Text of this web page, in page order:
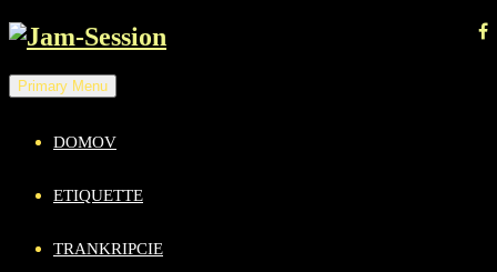
Skip
content
Primary Menu
DOMOV
ETIQUETTE
TRANKRIPCIE